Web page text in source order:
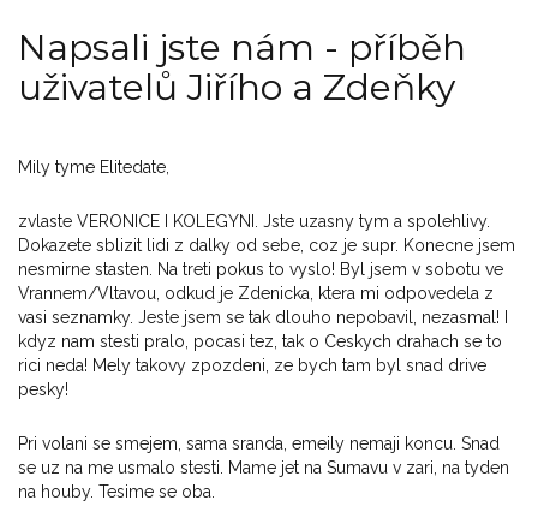
Napsali jste nám - příběh
uživatelů Jiřího a Zdeňky
Mily tyme Elitedate,
zvlaste VERONICE I KOLEGYNI. Jste uzasny tym a spolehlivy.
Dokazete sblizit lidi z dalky od sebe, coz je supr. Konecne jsem
nesmirne stasten. Na treti pokus to vyslo! Byl jsem v sobotu ve
Vrannem/Vltavou, odkud je Zdenicka, ktera mi odpovedela z
vasi seznamky. Jeste jsem se tak dlouho nepobavil, nezasmal! I
kdyz nam stesti pralo, pocasi tez, tak o Ceskych drahach se to
rici neda! Mely takovy zpozdeni, ze bych tam byl snad drive
pesky!
Pri volani se smejem, sama sranda, emeily nemaji koncu. Snad
se uz na me usmalo stesti. Mame jet na Sumavu v zari, na tyden
na houby. Tesime se oba.